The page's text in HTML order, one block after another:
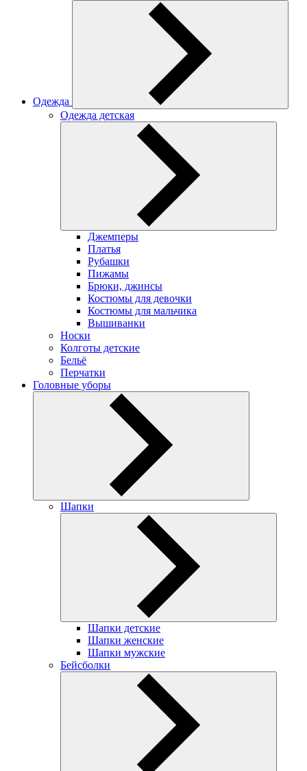
Одежда
Одежда детская
Джемперы
Платья
Рубашки
Пижамы
Брюки, джинсы
Костюмы для девочки
Костюмы для мальчика
Вышиванки
Носки
Колготы детские
Бельё
Перчатки
Головные уборы
Шапки
Шапки детские
Шапки женские
Шапки мужские
Бейсболки